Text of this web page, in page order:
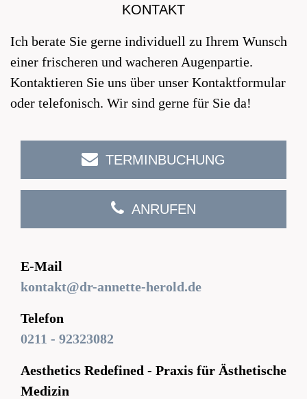
KONTAKT
Ich berate Sie gerne individuell zu Ihrem Wunsch
einer frischeren und wacheren Augenpartie.
Kontaktieren Sie uns über unser Kontaktformular
oder telefonisch. Wir sind gerne für Sie da!
TERMINBUCHUNG
ANRUFEN
E-Mail
kontakt@dr-annette-herold.de
Telefon
0211 - 92323082
Aesthetics Redefined - Praxis für Ästhetische
Medizin